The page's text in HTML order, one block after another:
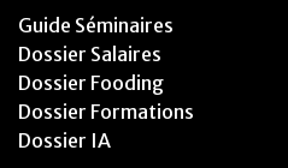
Guide Séminaires
Dossier Salaires
Dossier Fooding
Dossier Formations
Dossier IA